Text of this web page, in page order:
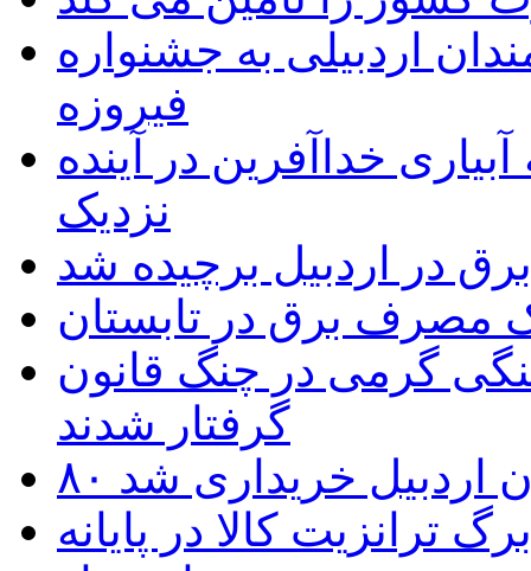
به۵۰ اثر هنرمندان اردبیلی به جشنواره
فیروزه
خداآفرین در آینده
نزدیک
مصرف برق در تابستان
گرمی در چنگ قانون
گرفتار شدند
اردبیل خریداری شد
کالا در پایانه